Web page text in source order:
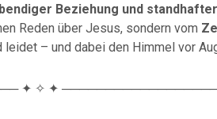
Beziehung und
Reden über Jesus, sondern vom
– und dabei den Himmel vor
✦ ✧ ✦